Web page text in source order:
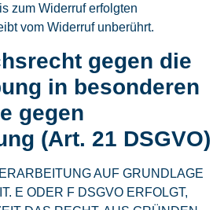
zum Widerruf erfolgten
vom Widerruf unberührt.
gegen die
in besonderen
gegen
(Art. 21 DSGVO)
AUF GRUNDLAGE
E ODER F DSGVO ERFOLGT,